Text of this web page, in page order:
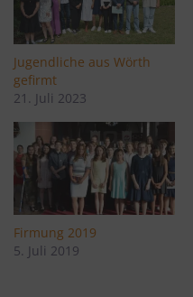
Jugendliche aus Wörth
gefirmt
21. Juli 2023
Firmung 2019
5. Juli 2019